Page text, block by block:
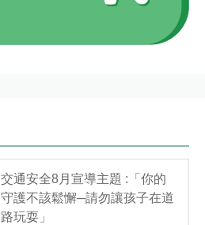
交通安全8月宣導主題 :「你的
守護不該鬆懈─請勿讓孩子在道
路玩耍」